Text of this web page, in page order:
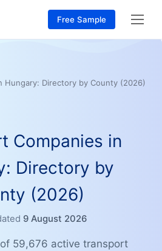
Free Sample
Hungary: Directory by County (2026)
Companies in
Directory by
(2026)
9 August 2026
59,676 active transport